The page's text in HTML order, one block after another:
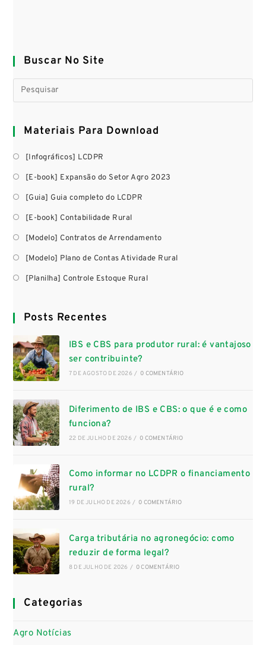
Buscar No Site
Materiais Para Download
[Infográficos] LCDPR
[E-book] Expansão do Setor Agro 2023
[Guia] Guia completo do LCDPR
[E-book] Contabilidade Rural
[Modelo] Contratos de Arrendamento
[Modelo] Plano de Contas Atividade Rural
[Planilha] Controle Estoque Rural
Posts Recentes
IBS e CBS para produtor rural: é vantajoso
ser contribuinte?
7 DE AGOSTO DE 2026 / 0 COMENTÁRIO
Diferimento de IBS e CBS: o que é e como
funciona?
22 DE JULHO DE 2026 / 0 COMENTÁRIO
Como informar no LCDPR o financiamento
rural?
19 DE JULHO DE 2026 / 0 COMENTÁRIO
Carga tributária no agronegócio: como
reduzir de forma legal?
8 DE JULHO DE 2026 / 0 COMENTÁRIO
Categorias
Agro Notícias